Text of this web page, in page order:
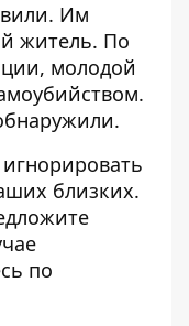
Им
житель. По
молодой
близких.
по